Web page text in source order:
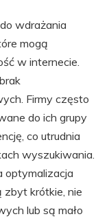
wdrażania
mogą
w internecie.
Firmy często
do ich grupy
co utrudnia
wyszukiwania.
optymalizacja
zbyt krótkie, nie
lub są mało